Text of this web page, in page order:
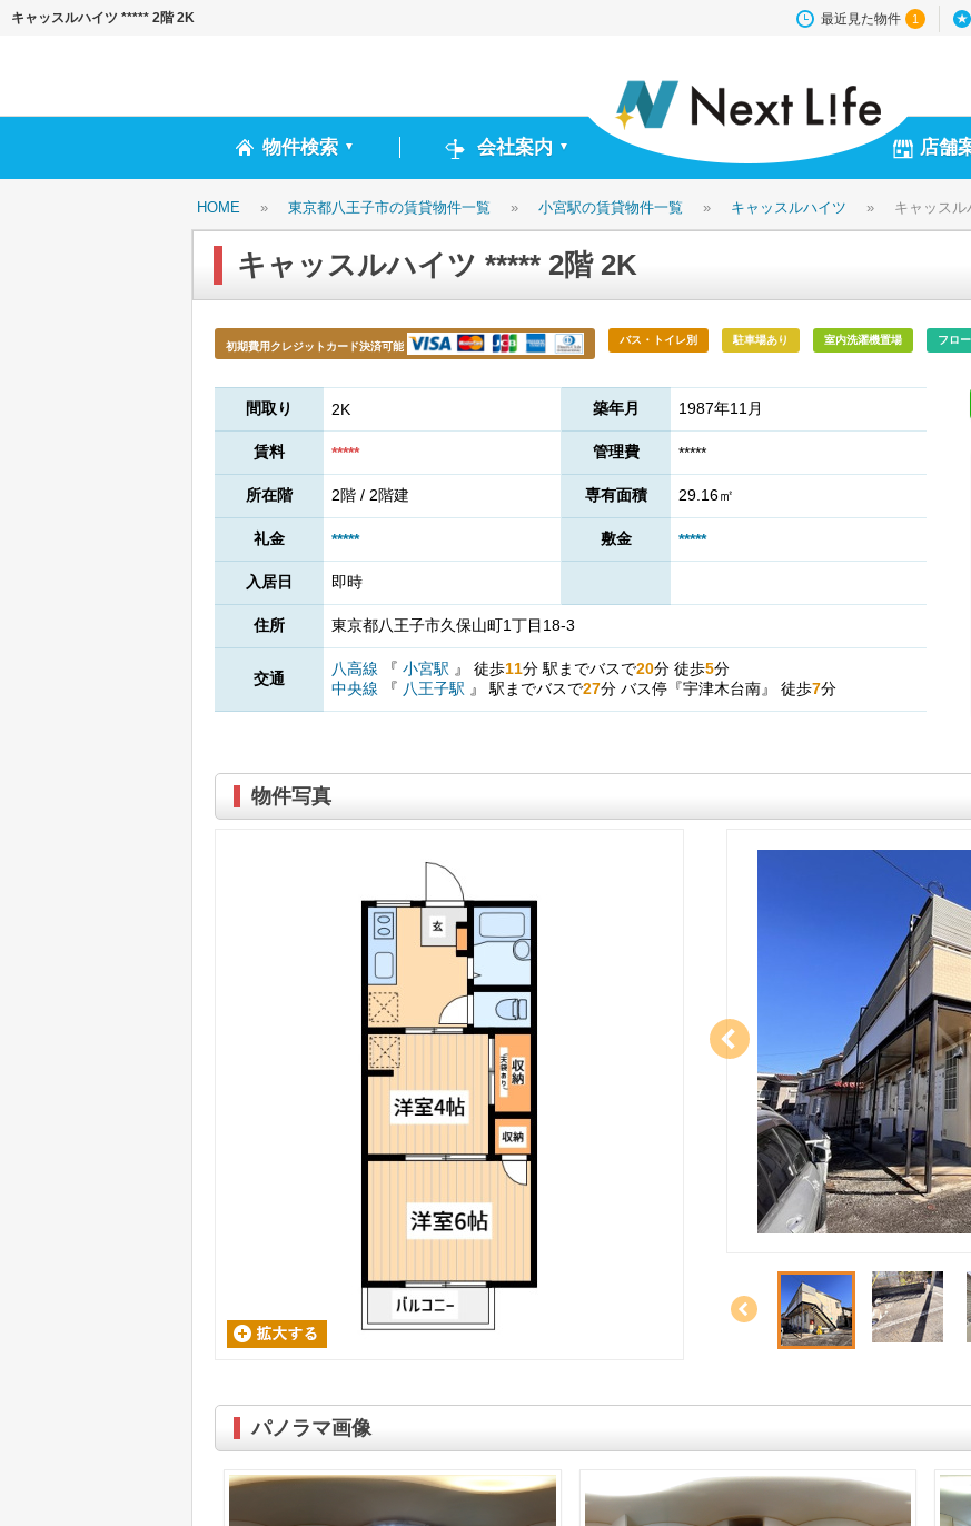
キャッスルハイツ ***** 2階 2K 最近見た物件 1
物件検索 ▼ 会社案内 ▼ 店舗
HOME » 東京都八王子市の賃貸物件一覧 » 小宮駅の賃貸物件一覧 » キャッスルハイツ » キャッス
キャッスルハイツ ***** 2階 2K
初期費用クレジットカード決済可能
バス・トイレ別 駐車場あり 室内洗濯機置場 フロ
間取り 2K 築年月 1987年11月
賃料 ***** 管理費 *****
所在階 2階 / 2階建 専有面積 29.16㎡
礼金 ***** 敷金 *****
入居日 即時
住所 東京都八王子市久保山町1丁目18-3
交通
八高線 『 小宮駅 』 徒歩11分 駅までバスで20分 徒歩5分
中央線
『 八王子駅 』 駅までバスで27分 バス停『宇津木台南』 徒歩7分
物件写真
パノラマ画像